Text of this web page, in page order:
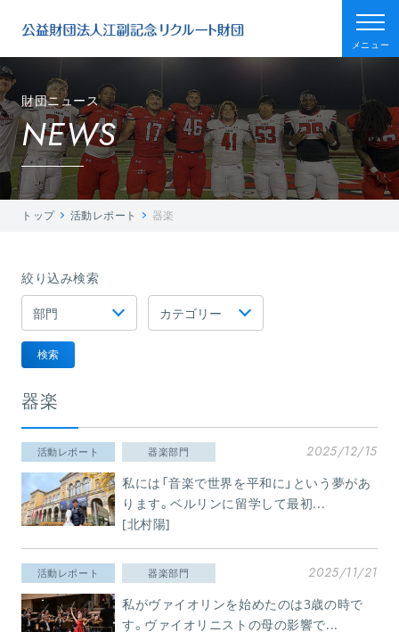
メニュー
財団ニュース
NEWS
トップ 活動レポート 器楽
絞り込み検索
検索
器楽
活動レポート 器楽部門 2025/12/15
私には「音楽で世界を平和に」という夢があ
ります。ベルリンに留学して最初...
[北村陽]
活動レポート 器楽部門 2025/11/21
私がヴァイオリンを始めたのは3歳の時で
す。ヴァイオリニストの母の影響で...